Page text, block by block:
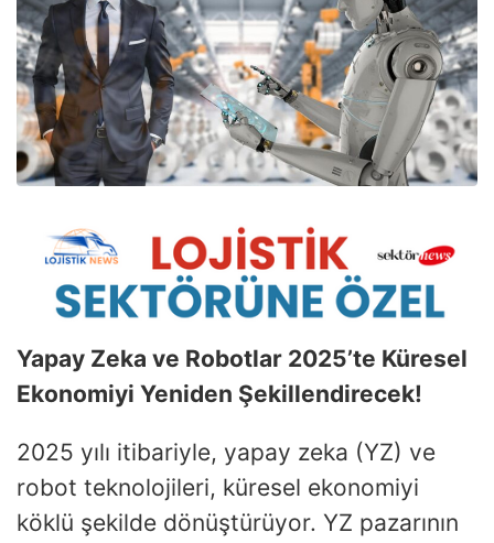
Yapay Zeka ve Robotlar 2025’te Küresel
Ekonomiyi Yeniden Şekillendirecek!
2025 yılı itibariyle, yapay zeka (YZ) ve
robot teknolojileri, küresel ekonomiyi
köklü şekilde dönüştürüyor. YZ pazarının